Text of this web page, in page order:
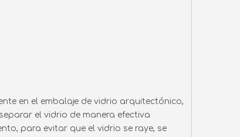
en el embalaje de vidrio arquitectónico,
el vidrio de manera efectiva
para evitar que el vidrio se raye, se